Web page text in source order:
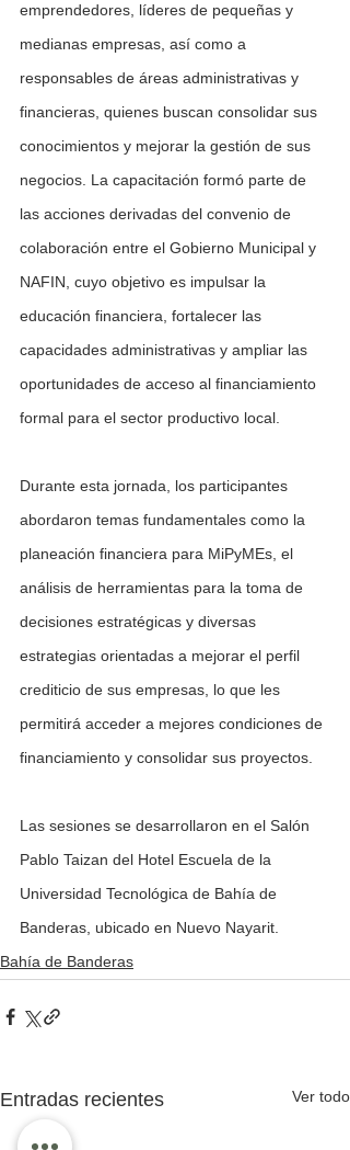
emprendedores, líderes de pequeñas y
medianas empresas, así como a
responsables de áreas administrativas y
financieras, quienes buscan consolidar sus
conocimientos y mejorar la gestión de sus
negocios. La capacitación formó parte de
las acciones derivadas del convenio de
colaboración entre el Gobierno Municipal y
NAFIN, cuyo objetivo es impulsar la
educación financiera, fortalecer las
capacidades administrativas y ampliar las
oportunidades de acceso al financiamiento
formal para el sector productivo local.
Durante esta jornada, los participantes
abordaron temas fundamentales como la
planeación financiera para MiPyMEs, el
análisis de herramientas para la toma de
decisiones estratégicas y diversas
estrategias orientadas a mejorar el perfil
crediticio de sus empresas, lo que les
permitirá acceder a mejores condiciones de
financiamiento y consolidar sus proyectos.
Las sesiones se desarrollaron en el Salón
Pablo Taizan del Hotel Escuela de la
Universidad Tecnológica de Bahía de
Banderas, ubicado en Nuevo Nayarit.
Bahía de Banderas
Entradas recientes Ver todo